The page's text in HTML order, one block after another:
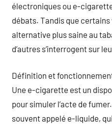
électroniques ou e-
débats. Tandis que certains
alternative plus saine au
d’autres s’interrogent sur
Définition et
Une e-cigarette est un
pour simuler l’acte de
souvent appelé e-liquide,